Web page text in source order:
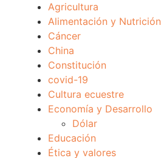
Agricultura
Alimentación y Nutrición
Cáncer
China
Constitución
covid-19
Cultura ecuestre
Economía y Desarrollo
Dólar
Educación
Ética y valores